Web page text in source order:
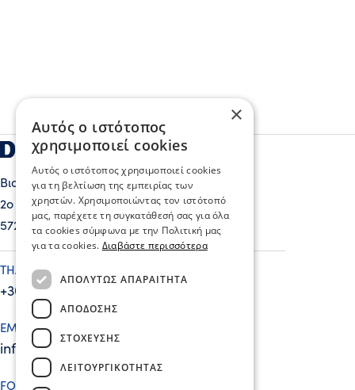
Βιομηχανία Άλατος ΔΑΔΑΚΑΡΙΔΗΣ ΑE
2o χλμ Λαγκαδά – Κολχικού
57200 Λαγκαδάς, Θεσσαλονίκη
ΤΗΛΕΦΩΝΟ
+302394026036
EMAIL
info@dadakarides.com
FOLLOW US
×
Αυτός ο ιστότοπος
χρησιμοποιεί cookies
Αυτός ο ιστότοπος χρησιμοποιεί cookies
για τη βελτίωση της εμπειρίας των
χρηστών. Χρησιμοποιώντας τον ιστότοπό
μας, παρέχετε τη συγκατάθεσή σας για όλα
τα cookies σύμφωνα με την Πολιτική μας
για τα cookies. Διαβάστε περισσότερα
ΑΠΟΛΎΤΩΣ ΑΠΑΡΑΊΤΗΤΑ
ΑΠΌΔΟΣΗΣ
ΣΤΌΧΕΥΣΗΣ
ΛΕΙΤΟΥΡΓΙΚΌΤΗΤΑΣ